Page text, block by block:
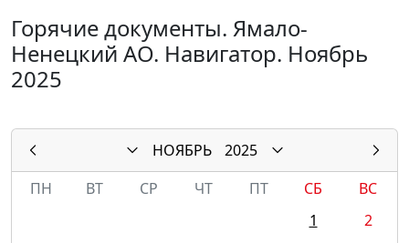
Горячие документы. Ямало-
Ненецкий АО. Навигатор. Ноябрь
2025
НОЯБРЬ
2025
ПН
ВТ СР ЧТ ПТ СБ
ВС
1
2